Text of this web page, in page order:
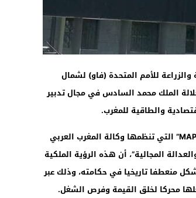
للأمم المتحدة (فاو) لشمال
الملك محمد السادس في مجال تدبير
والطاقية للمغرب.
وأوضح السيد عمراني، خلال الدورة الثانية لملتقى “MAP Town Hall” التي تنظمها وكالة المغرب العربي
المجالية”، أن هذه الرؤية الملكية
منعطفا تاريخيا في حكامته، وذلك عبر
محركا لخلق القيمة وفرص الشغل.